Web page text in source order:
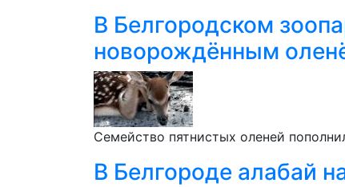
В Белгородском
новорождённым
Семейство пятнистых оленей
В Белгороде алабай